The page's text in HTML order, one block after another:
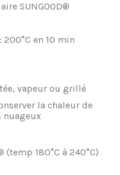
SUNGOOD®
en 10 min
vapeur ou grillé
la chaleur de
nuageux
180°C à 240°C)